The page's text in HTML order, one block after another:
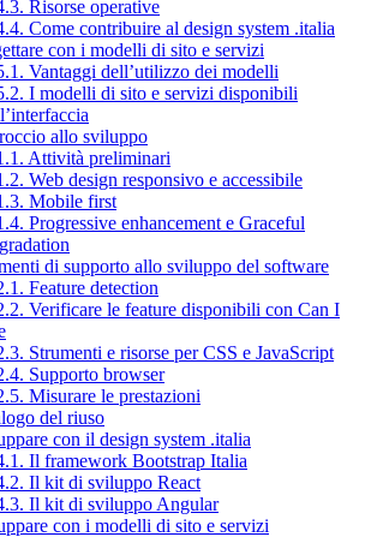
Risorse operative
Come contribuire al design system .italia
con i modelli di sito e servizi
Vantaggi dell’utilizzo dei modelli
I modelli di sito e servizi disponibili
allo sviluppo
Attività preliminari
Web design responsivo e accessibile
Mobile first
Progressive enhancement e Graceful
di supporto allo sviluppo del software
Feature detection
Verificare le feature disponibili con Can I
Strumenti e risorse per CSS e JavaScript
Supporto browser
Misurare le prestazioni
del riuso
con il design system .italia
Il framework Bootstrap Italia
Il kit di sviluppo React
Il kit di sviluppo Angular
con i modelli di sito e servizi